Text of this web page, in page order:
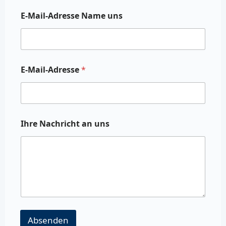
E-Mail-Adresse Name uns
E-Mail-Adresse*
Ihre Nachricht an uns
Absenden